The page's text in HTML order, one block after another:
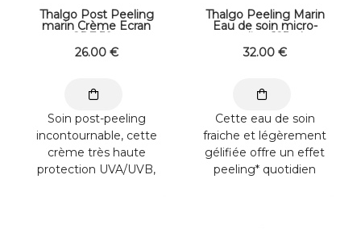
Thalgo Post Peeling
marin Crème Ecran
SPF 50+
26.00 €
Soin post-peeling
incontournable, cette
crème très haute
protection UVA/UVB,
Thalgo Peeling Marin
Eau de soin micro-
peeling 125ml
32.00 €
Cette eau de soin
fraiche et légèrement
gélifiée offre un effet
peeling* quotidien